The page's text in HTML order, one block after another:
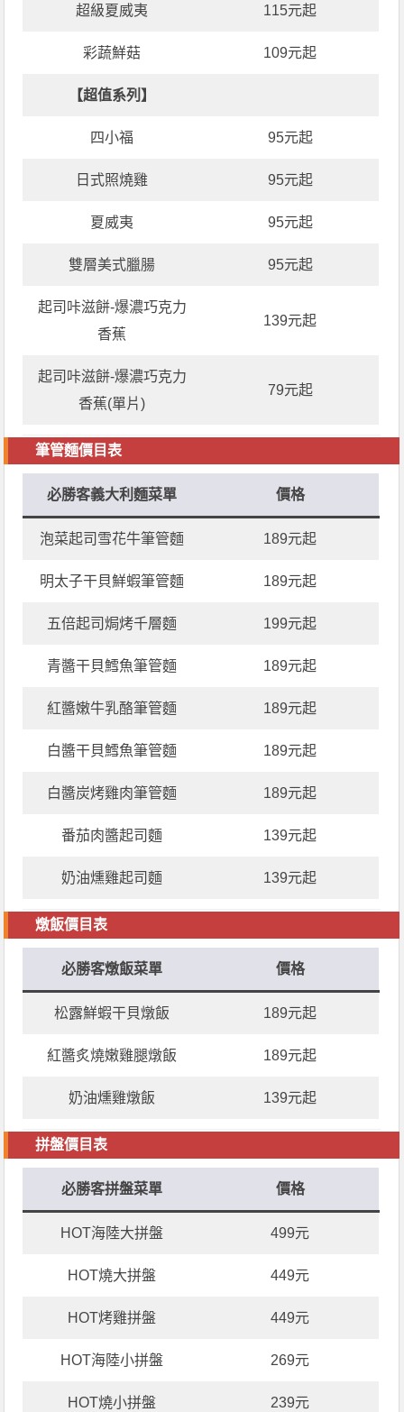
超級夏威夷 115元起
彩蔬鮮菇 109元起
【超值系列】
四小福 95元起
日式照燒雞 95元起
夏威夷 95元起
雙層美式臘腸 95元起
起司咔滋餅-爆濃巧克力
香蕉
139元起
起司咔滋餅-爆濃巧克力
香蕉(單片)
79元起
筆管麵價目表
必勝客義大利麵菜單 價格
泡菜起司雪花牛筆管麵 189元起
明太子干貝鮮蝦筆管麵 189元起
五倍起司焗烤千層麵 199元起
青醬干貝鱈魚筆管麵 189元起
紅醬嫩牛乳酪筆管麵 189元起
白醬干貝鱈魚筆管麵 189元起
白醬炭烤雞肉筆管麵 189元起
番茄肉醬起司麵 139元起
奶油燻雞起司麵 139元起
燉飯價目表
必勝客燉飯菜單 價格
松露鮮蝦干貝燉飯 189元起
紅醬炙燒嫩雞腿燉飯 189元起
奶油燻雞燉飯 139元起
拼盤價目表
必勝客拼盤菜單 價格
HOT海陸大拼盤 499元
HOT燒大拼盤 449元
HOT烤雞拼盤 449元
HOT海陸小拼盤 269元
HOT燒小拼盤 239元